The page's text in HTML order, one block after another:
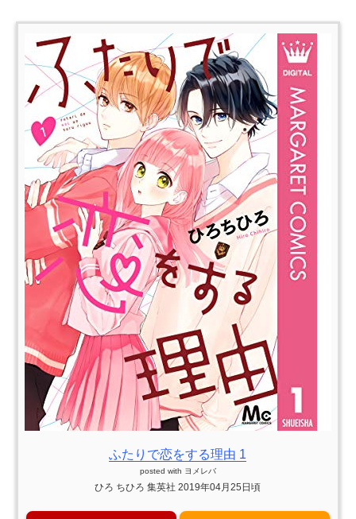
ふたりで恋をする理由 1
posted with ヨメレバ
ひろ ちひろ 集英社 2019年04月25日頃